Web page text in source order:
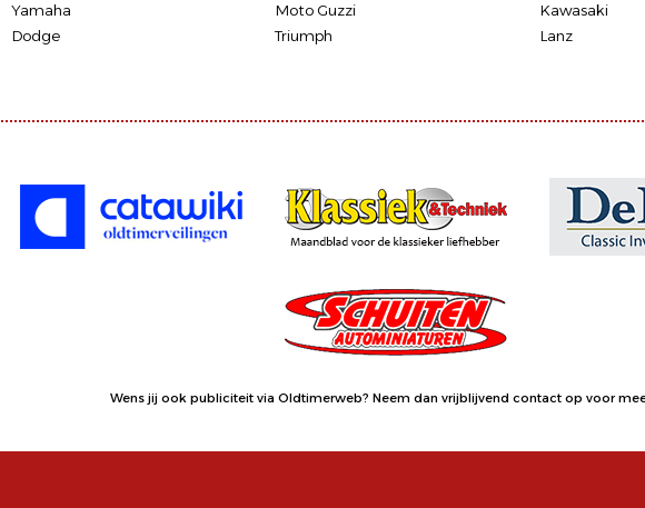
Yamaha Moto Guzzi
Kawasaki
Dodge Triumph Lanz
Wens jij ook publiciteit via Oldtimerweb? Neem dan vrijblijvend contact op voor